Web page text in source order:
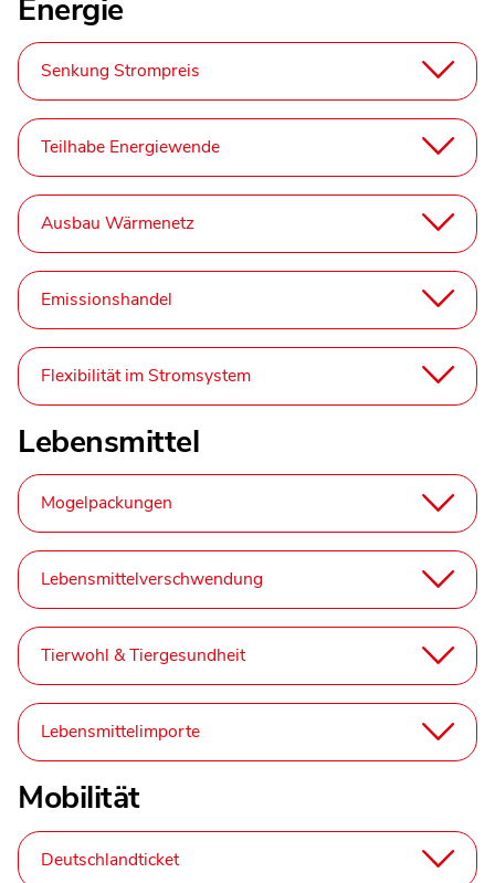
Energie
Senkung Strompreis
Teilhabe Energiewende
Ausbau Wärmenetz
Emissionshandel
Flexibilität im Stromsystem
Lebensmittel
Mogelpackungen
Lebensmittelverschwendung
Tierwohl & Tiergesundheit
Lebensmittelimporte
Mobilität
Deutschlandticket